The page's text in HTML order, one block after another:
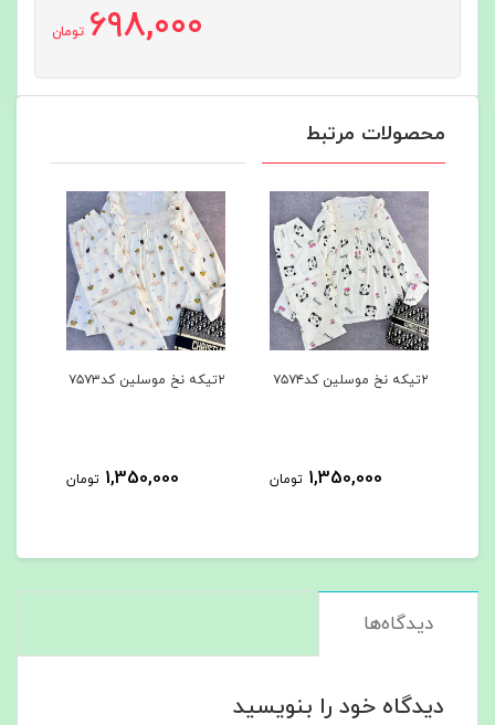
698,000 تومان
محصولات مرتبط
۲تیکه نخ موسلین کد۷۵۷۴
1,350,000 تومان
۲تیکه نخ موسلین کد۷۵۷۳
1,350,000 تومان
دیدگاه‌ها
دیدگاه خود را بنویسید